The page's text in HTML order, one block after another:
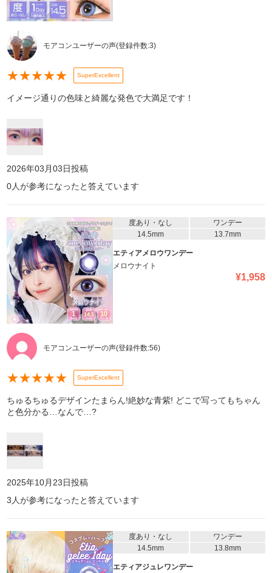
モアコンユーザーの声(登録件数:3)
★★★★★ SuperExcellent
イメージ通りの色味と綺麗な発色で大満足です！
2026年03月03日投稿
0人が参考になったと答えています
度あり・なし
ワンデー
14.5mm
13.7mm
エティアメロウワンデー
メロウナイト
¥1,958
モアコンユーザーの声(登録件数:56)
★★★★★ SuperExcellent
ちゅるちゅるデザインたまらん!絶妙な青紫! どこで写ってもちゃん
と色分かる…なんで…?
2025年10月23日投稿
3 人が参考になったと答えています
度あり・なし
ワンデー
14.5mm
13.8mm
エティアジュレワンデー